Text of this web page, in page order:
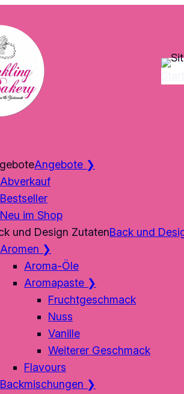
Angebote ❯
Abverkauf
Bestseller
Neu im Shop
Back und
Aromen ❯
Aroma-Öle
Aromapaste ❯
Fruchtgeschmack
Nuss
Vanille
Weiterer Geschmack
Flavours
Backmischungen ❯